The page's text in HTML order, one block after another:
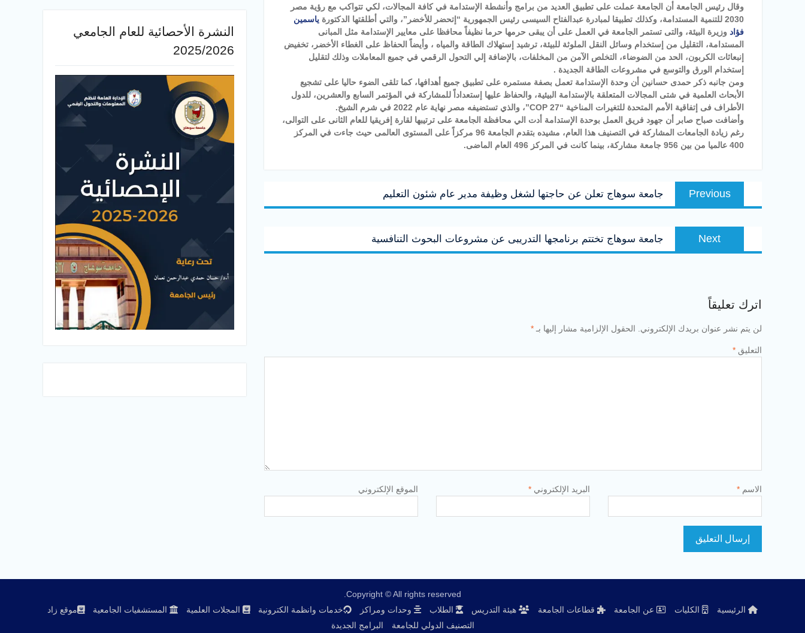
وقال رئيس الجامعة أن الجامعة عملت على تطبيق العديد من برامج وأنشطة الإستدامة في كافة المجالات، لكي تتواكب مع رؤية مصر
2030 للتنمية المستدامة، وكذلك تطبيقا لمبادرة عبدالفتاح السيسى رئيس الجمهورية “إتحضر للأخضر”، والتي أطلقتها الدكتورة
ياسمين
فؤاد وزيرة البيئة، والتى تستمر الجامعة في العمل على أن يبقى حرمها حرما نظيفاً محافظا على معايير الإستدامة مثل المبانى
المستدامة، التقليل من إستخدام وسائل النقل الملوثة للبيئة، ترشيد إستهلاك الطاقة والمياه ، وأيضاً الحفاظ على الغطاء الأخضر، تخفيض
إنبعاثات الكربون، الحد من الضوضاء، التخلص الآمن من المخلفات، بالإضافة إلي التحول الرقمي في جميع المعاملات وذلك لتقليل
إستخدام الورق والتوسع في مشروعات الطاقة الجديدة .
ومن جانبه ذكر حمدى حسانين أن وحدة الإستدامة تعمل بصفة مستمره على تطبيق جميع أهدافها، كما تلقى الضوء حاليا على تشجيع
الأبحاث العلمية في شتى المجالات المتعلقة بالإستدامة البيئية، والحفاظ عليها إستعداداً للمشاركة في المؤتمر السابع والعشرين، للدول
الأطراف فى إتفاقية الأمم المتحدة للتغيرات المناخية “27 COP”، والذي تستضيفه مصر نهاية عام 2022 في شرم الشيخ.
وأضافت صباح صابر أن جهود فريق العمل بوحدة الإستدامة أدت الي محافظة الجامعة على ترتيبها لقارة إفريقيا للعام الثانى على التوالى،
رغم زيادة الجامعات المشاركة في التصنيف هذا العام، مشيده بتقدم الجامعة 96 مركزاً على المستوى العالمى حيث جاءت في المركز
400 عالميا من بين 956 جامعة مشاركة، بينما كانت في المركز 496 العام الماضى.
تصفّح
المقالاتPrevious
Previous
post:
جامعة سوهاج تعلن عن حاجتها لشغل وظيفة مدير عام شئون التعليم
Next
Next
post:
جامعة سوهاج تختتم برنامجها التدريبى عن مشروعات البحوث التنافسية
اترك تعليقاً
لن يتم نشر عنوان بريدك الإلكتروني. الحقول الإلزامية مشار إليها بـ *
التعليق *
الاسم * البريد الإلكتروني * الموقع الإلكتروني
النشرة الأحصائية للعام الجامعي
2025/2026
Copyright © All rights reserved.
الرئيسية
الكليات عن الجامعة قطاعات الجامعة هيئة التدريس الطلاب وحدات ومراكز خدمات وانظمة الكترونية المجلات العلمية المستشفيات الجامعية
موقع زاد
التصنيف الدولي للجامعة
البرامج الجديدة